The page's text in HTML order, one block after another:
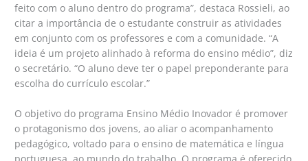
feito com o aluno dentro do programa”, destaca Rossieli, ao
citar a importância de o estudante construir as atividades
em conjunto com os professores e com a comunidade. “A
ideia é um projeto alinhado à reforma do ensino médio”, diz
o secretário. “O aluno deve ter o papel preponderante para
escolha do currículo escolar.”
O objetivo do programa Ensino Médio Inovador é promover
o protagonismo dos jovens, ao aliar o acompanhamento
pedagógico, voltado para o ensino de matemática e língua